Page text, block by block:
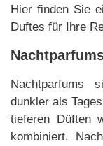
Hier finden Sie
Duftes für Ihre
Nachtparfums
dunkler als
tieferen Düften
kombiniert.